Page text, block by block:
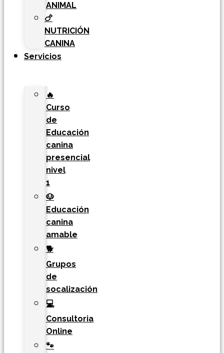
ANIMAL
🍗
NUTRICIÓN
CANINA
Servicios
🔥
Curso
de
Educación
canina
presencial
nivel
1
🐶
Educación
canina
amable
🐕
Grupos
de
socalización
💻
Consultoria
Online
🐾